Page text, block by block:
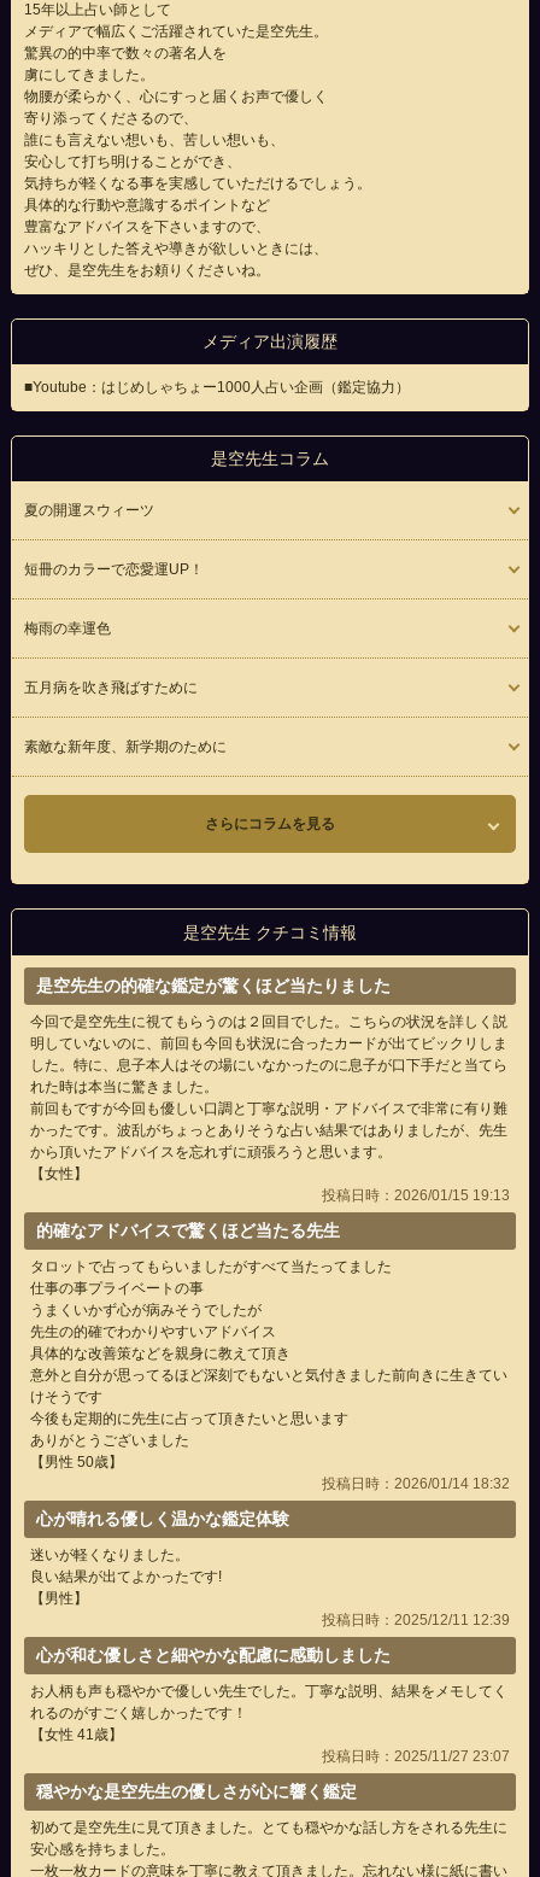
15年以上占い師として
メディアで幅広くご活躍されていた是空先生。
驚異の的中率で数々の著名人を
虜にしてきました。
物腰が柔らかく、心にすっと届くお声で優しく
寄り添ってくださるので、
誰にも言えない想いも、苦しい想いも、
安心して打ち明けることができ、
気持ちが軽くなる事を実感していただけるでしょう。
具体的な行動や意識するポイントなど
豊富なアドバイスを下さいますので、
ハッキリとした答えや導きが欲しいときには、
ぜひ、是空先生をお頼りくださいね。
メディア出演履歴
■Youtube：はじめしゃちょー1000人占い企画（鑑定協力）
是空先生コラム
夏の開運スウィーツ
短冊のカラーで恋愛運UP！
梅雨の幸運色
五月病を吹き飛ばすために
素敵な新年度、新学期のために
さらにコラムを見る
是空先生 クチコミ情報
是空先生の的確な鑑定が驚くほど当たりました
今回で是空先生に視てもらうのは２回目でした。こちらの状況を詳しく説
明していないのに、前回も今回も状況に合ったカードが出てビックリしま
した。特に、息子本人はその場にいなかったのに息子が口下手だと当てら
れた時は本当に驚きました。
前回もですが今回も優しい口調と丁寧な説明・アドバイスで非常に有り難
かったです。波乱がちょっとありそうな占い結果ではありましたが、先生
から頂いたアドバイスを忘れずに頑張ろうと思います。
【女性】
投稿日時：2026/01/15 19:13
的確なアドバイスで驚くほど当たる先生
タロットで占ってもらいましたがすべて当たってました
仕事の事プライベートの事
うまくいかず心が病みそうでしたが
先生の的確でわかりやすいアドバイス
具体的な改善策などを親身に教えて頂き
意外と自分が思ってるほど深刻でもないと気付きました前向きに生きてい
けそうです
今後も定期的に先生に占って頂きたいと思います
ありがとうございました
【男性 50歳】
投稿日時：2026/01/14 18:32
心が晴れる優しく温かな鑑定体験
迷いが軽くなりました。
良い結果が出てよかったです!
【男性】
投稿日時：2025/12/11 12:39
心が和む優しさと細やかな配慮に感動しました
お人柄も声も穏やかで優しい先生でした。丁寧な説明、結果をメモしてく
れるのがすごく嬉しかったです！
【女性 41歳】
投稿日時：2025/11/27 23:07
穏やかな是空先生の優しさが心に響く鑑定
初めて是空先生に見て頂きました。とても穏やかな話し方をされる先生に
安心感を持ちました。
一枚一枚カードの意味を丁寧に教えて頂きました。忘れない様に紙に書い